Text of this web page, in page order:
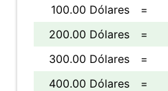
100.00 Dólares
=
200.00 Dólares
=
300.00 Dólares
=
400.00 Dólares
=